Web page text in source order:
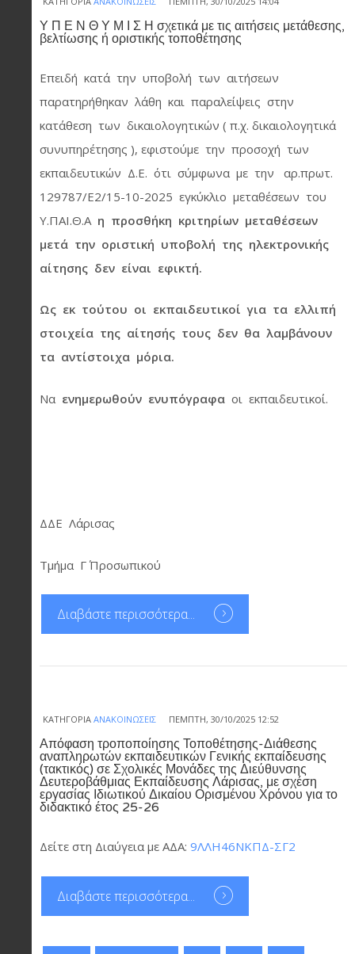
Υ Π Ε Ν Θ Υ Μ Ι Σ Η σχετικά με τις αιτήσεις μετάθεσης,
βελτίωσης ή οριστικής τοποθέτησης
Επειδή κατά την υποβολή των αιτήσεων
παρατηρήθηκαν λάθη και παραλείψεις στην
κατάθεση των δικαιολογητικών ( π.χ. δικαιολογητικά
συνυπηρέτησης ), εφιστούμε την προσοχή των
εκπαιδευτικών Δ.Ε. ότι σύμφωνα με την αρ.πρωτ.
129787/Ε2/15-10-2025 εγκύκλιο μεταθέσεων του
Υ.ΠΑΙ.Θ.Α η προσθήκη κριτηρίων μεταθέσεων
μετά την οριστική υποβολή της ηλεκτρονικής
αίτησης δεν είναι εφικτή.
Ως εκ τούτου οι εκπαιδευτικοί για τα ελλιπή
στοιχεία της αίτησής τους δεν θα λαμβάνουν
τα αντίστοιχα μόρια.
Να ενημερωθούν ενυπόγραφα οι εκπαιδευτικοί.
ΔΔΕ Λάρισας
Τμήμα Γ΄ Προσωπικού
Διαβάστε περισσότερα...
ΚΑΤΗΓΟΡΊΑ ΑΝΑΚΟΙΝΏΣΕΙΣ ΠΈΜΠΤΗ, 30/10/2025 12:52
Απόφαση τροποποίησης Τοποθέτησης-Διάθεσης
αναπληρωτών εκπαιδευτικών Γενικής εκπαίδευσης
(τακτικός) σε Σχολικές Μονάδες της Διεύθυνσης
Δευτεροβάθμιας Εκπαίδευσης Λάρισας, με σχέση
εργασίας Ιδιωτικού Δικαίου Ορισμένου Χρόνου για το
διδακτικό έτος 25-26
Δείτε στη Διαύγεια με ΑΔΑ: 9ΛΛΗ46ΝΚΠΔ-ΣΓ2
Διαβάστε περισσότερα...